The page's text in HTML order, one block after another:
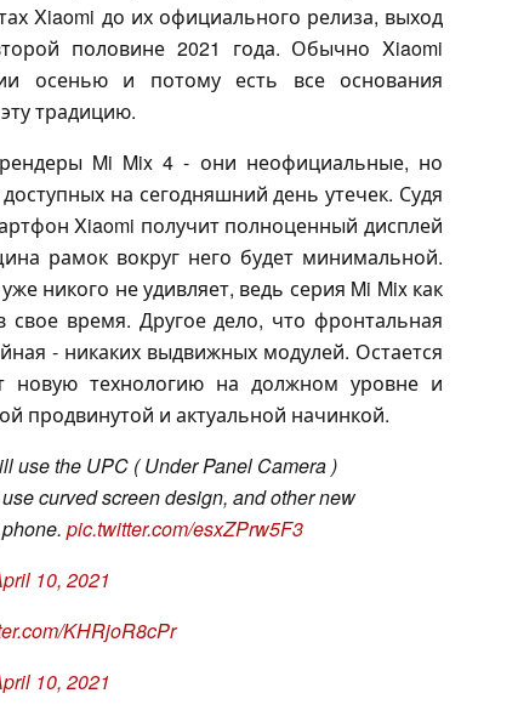
Xiaomi до их официального релиза, выход
половине 2021 года. Обычно Xiaomi
осенью и потому есть все основания
традицию.
Mi Mix 4 - они неофициальные, но
на сегодняшний день утечек. Судя
Xiaomi получит полноценный дисплей
рамок вокруг него будет минимальной.
никого не удивляет, ведь серия Mi Mix как
время. Другое дело, что фронтальная
- никаких выдвижных модулей. Остается
новую технологию на должном уровне и
продвинутой и актуальной начинкой.
use the UPC ( Under Panel Camera )
curved screen design, and other new
pic.twitter.com/esxZPrw5F3
10, 2021
KHRjoR8cPr
10, 2021